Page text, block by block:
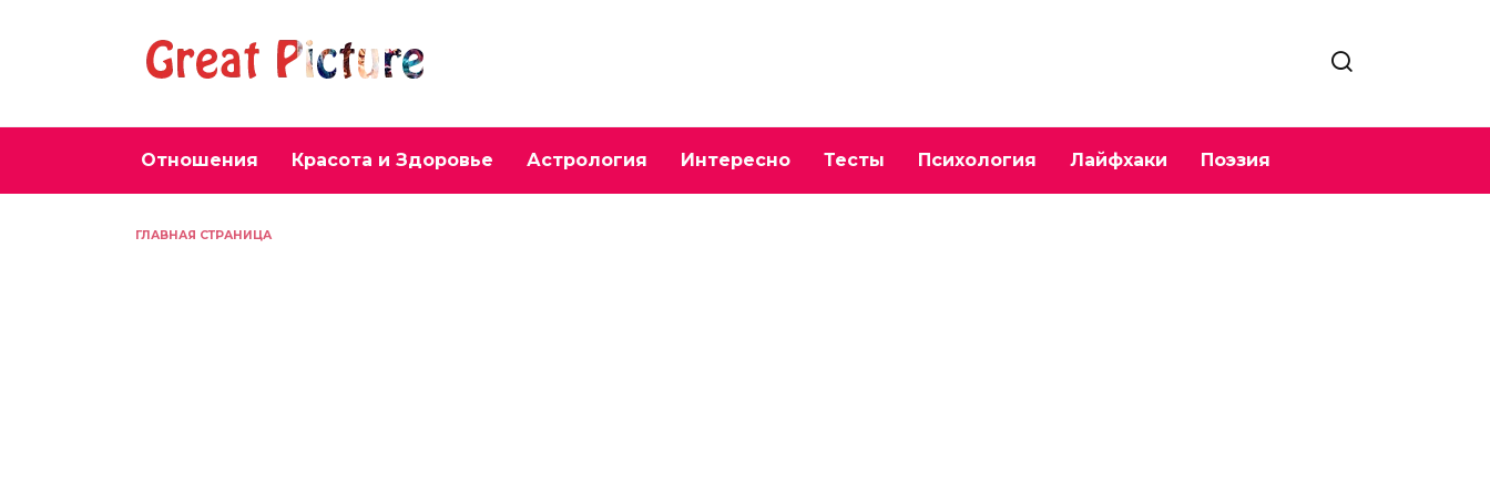
Отношения Красота и Здоровье Астрология Интересно Тесты Психология Лайфхаки Поэзия
ГЛАВНАЯ СТРАНИЦА